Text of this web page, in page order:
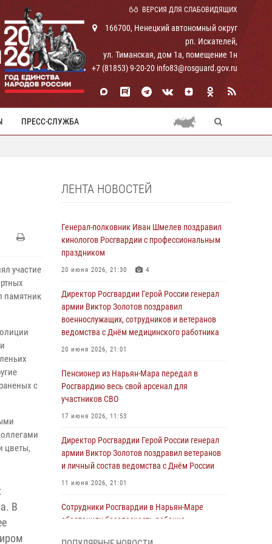
ВЕРСИЯ ДЛЯ СЛАБОВИДЯЩИХ
166700, Ненецкий автономный округ
рп. Искателей,
ул. Тиманская, дом 1а, помещение 1н
+7 (81853) 9-20-20 info83@rosguard.gov.ru
ПРЕСС-СЛУЖБА
участие
памятник
с
цветы,
В
ЛЕНТА НОВОСТЕЙ
Генерал-полковник Иван Шмелев поздравил
кинологов Росгвардии с профессиональным
праздником
20 июня 2026, 21:30 4
Директор Росгвардии Герой России генерал
армии Виктор Золотов поздравил
военнослужащих, сотрудников и ветеранов
ведомства с Днём медицинского работника
20 июня 2026, 21:01
Пенсионер из Нарьян-Мара передал в
Росгвардию весь свой арсенал для
участников СВО
17 июня 2026, 11:53
Директор Росгвардии Герой России генерал
армии Виктор Золотов поздравил ветеранов
и личный состав ведомства с Днём России
11 июня 2026, 21:01
Сотрудники Росгвардии в Нарьян-Маре
обеспечили безопасность ребенка,